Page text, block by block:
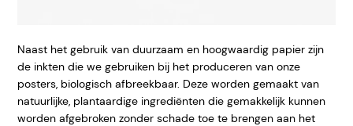
Naast het gebruik van duurzaam en hoogwaardig papier zijn
de inkten die we gebruiken bij het produceren van onze
posters, biologisch afbreekbaar. Deze worden gemaakt van
natuurlijke, plantaardige ingrediënten die gemakkelijk kunnen
worden afgebroken zonder schade toe te brengen aan het